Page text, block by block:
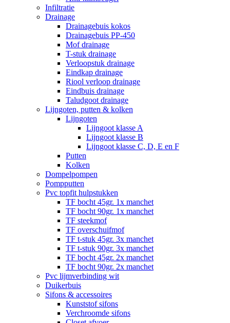
Infiltratie
Drainage
Drainagebuis kokos
Drainagebuis PP-450
Mof drainage
T-stuk drainage
Verloopstuk drainage
Eindkap drainage
Riool verloop drainage
Eindbuis drainage
Taludgoot drainage
Lijngoten, putten & kolken
Lijngoten
Lijngoot klasse A
Lijngoot klasse B
Lijngoot klasse C, D, E en F
Putten
Kolken
Dompelpompen
Pompputten
Pvc topfit hulpstukken
TF bocht 45gr. 1x manchet
TF bocht 90gr. 1x manchet
TF steekmof
TF overschuifmof
TF t-stuk 45gr. 3x manchet
TF t-stuk 90gr. 3x manchet
TF bocht 45gr. 2x manchet
TF bocht 90gr. 2x manchet
Pvc lijmverbinding wit
Duikerbuis
Sifons & accessoires
Kunststof sifons
Verchroomde sifons